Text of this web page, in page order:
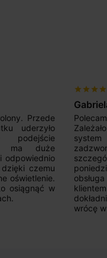
Przede
uderzyło
podejście
ma duże
odpowiednio
czemu
oświetlenie.
osiągnąć w
star star star star
wrócę